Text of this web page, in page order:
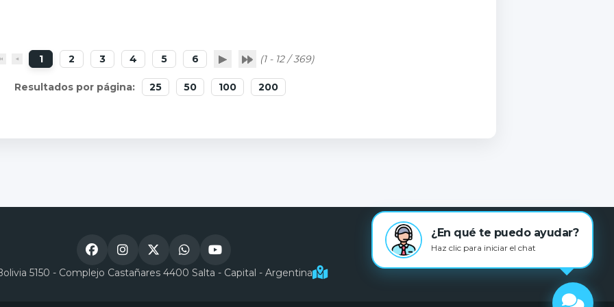
1 2 3 4 5 6 (1 - 12 / 369)
25 50 100 200
5150 - Complejo Castañares 4400 Salta - Capital - Argentina
¿En qué te puedo ayudar?
Haz clic para iniciar el chat